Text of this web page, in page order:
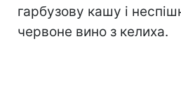
гарбузову кашу і
червоне вино з келиха.